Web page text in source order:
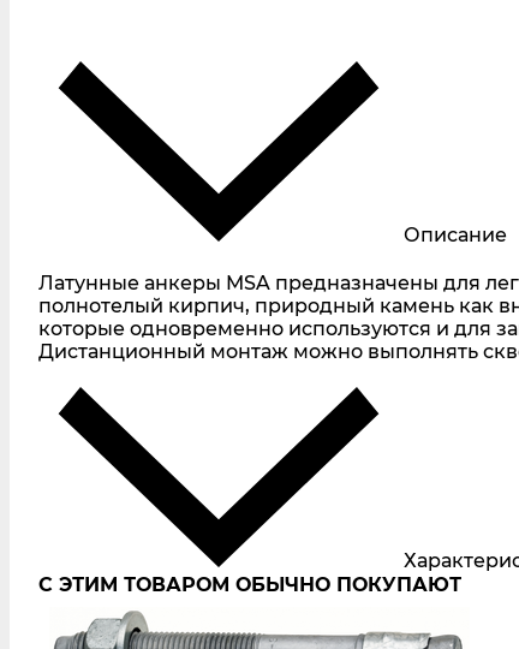
Описание
Латунные анкеры MSA предназначены для
полнотелый кирпич, природный камень как
которые одновременно используются и для
Дистанционный монтаж можно выполнять
С ЭТИМ ТОВАРОМ ОБЫЧНО ПОКУПАЮТ